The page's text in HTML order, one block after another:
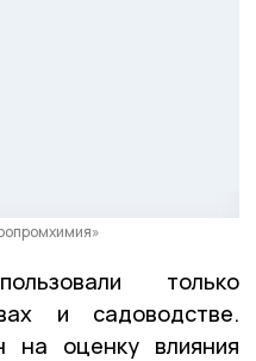
только
и садоводстве.
на оценку влияния